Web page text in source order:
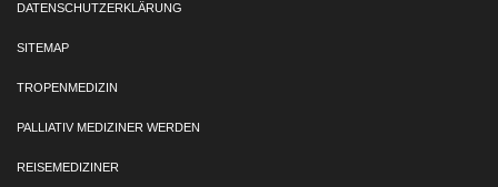
DATENSCHUTZERKLÄRUNG
SITEMAP
TROPENMEDIZIN
PALLIATIV MEDIZINER WERDEN
REISEMEDIZINER